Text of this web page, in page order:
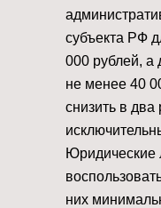
субъекта РФ
000 рублей,
не менее 40
снизить в
Юридические
них